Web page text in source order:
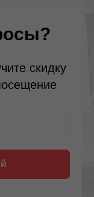
скидку